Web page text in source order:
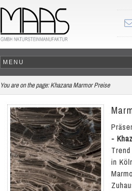
You are on the page: Khazana Marmor Preise
-
in